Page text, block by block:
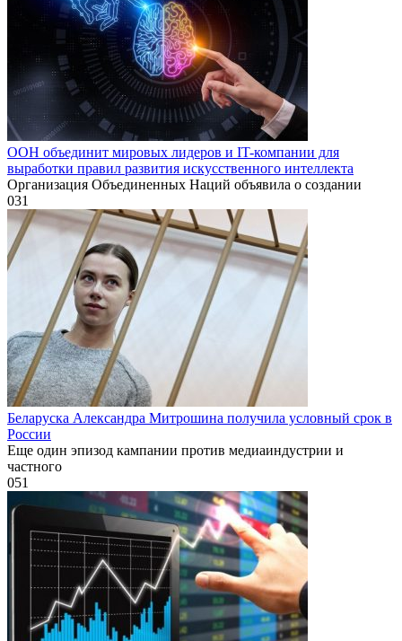
ООН объединит мировых лидеров и IT-компании для
выработки правил развития искусственного интеллекта
Организация Объединенных Наций объявила о создании
031
Беларуска Александра Митрошина получила условный срок в
России
Еще один эпизод кампании против медиаиндустрии и
частного
051